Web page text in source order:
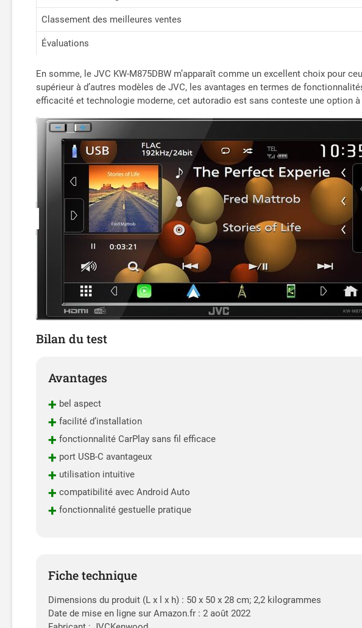
Classement des meilleures ventes
Évaluations
En somme, le JVC KW-M875DBW m’apparaît comme un excellent choix pour
supérieur à d’autres modèles de JVC, les avantages en termes de
efficacité et technologie moderne, cet autoradio est sans conteste une option
Bilan du test
Avantages
+ bel aspect
+ facilité d’installation
+ fonctionnalité CarPlay sans fil efficace
+ port USB-C avantageux
+ utilisation intuitive
+ compatibilité avec Android Auto
+ fonctionnalité gestuelle pratique
Fiche technique
Dimensions du produit (L x l x h) : 50 x 50 x 28 cm; 2,2 kilogrammes
Date de mise en ligne sur Amazon.fr : 2 août 2022